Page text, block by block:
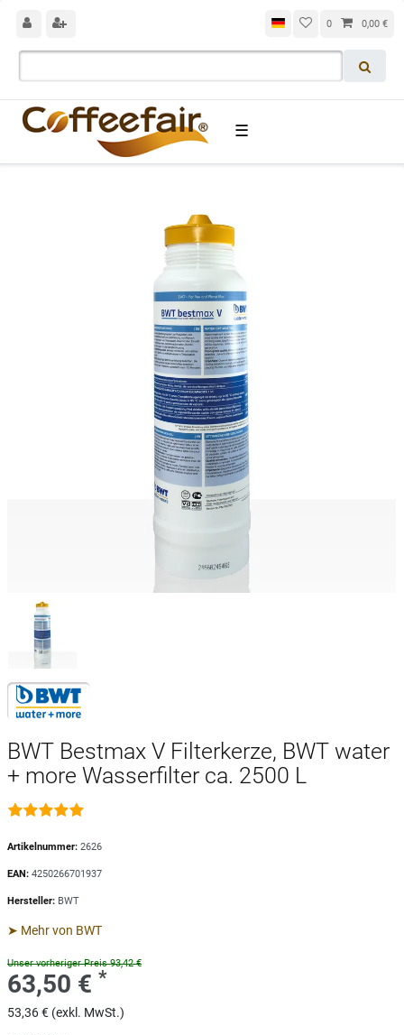
0 0,00 €
☰
BWT Bestmax V Filterkerze, BWT water
+ more Wasserfilter ca. 2500 L
Artikelnummer: 2626
EAN: 4250266701937
Hersteller: BWT
➤ Mehr von BWT
Unser vorheriger Preis 93,42 €
63,50 € *
53,36 € (exkl. MwSt.)